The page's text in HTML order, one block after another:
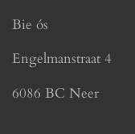
b
o
r
m
Bie ós
Engelmanstraat 4
6086 BC Neer